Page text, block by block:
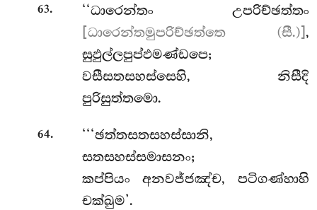
63.
‘‘ධාරෙන්තං උපරිච්ඡත්තං
[ධාරෙන්තමුපරිච්ඡත්තෙ (සී.)] ,
සුඵුල්ලපුප්ඵමණ්ඩපෙ;
වසීසතසහස්සෙහි, නිසීදි
පුරිසුත්තමො.
64.
‘‘‘ඡත්තසතසහස්සානි,
සතසහස්සමාසනං;
කප්පියං අනවජ්ජඤ්ච, පටිගණ්හාහි
චක්ඛුම’.